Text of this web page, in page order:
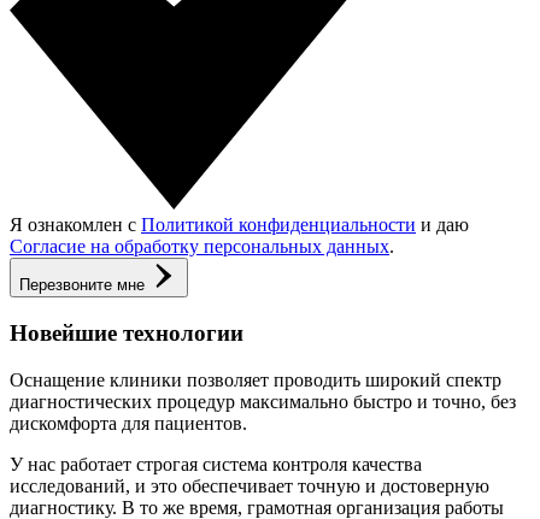
Я ознакомлен с Политикой конфиденциальности и даю
Согласие на обработку персональных данных.
Перезвоните мне
Новейшие технологии
Оснащение клиники позволяет проводить широкий спектр
диагностических процедур максимально быстро и точно, без
дискомфорта для пациентов.
У нас работает строгая система контроля качества
исследований, и это обеспечивает точную и достоверную
диагностику. В то же время, грамотная организация работы